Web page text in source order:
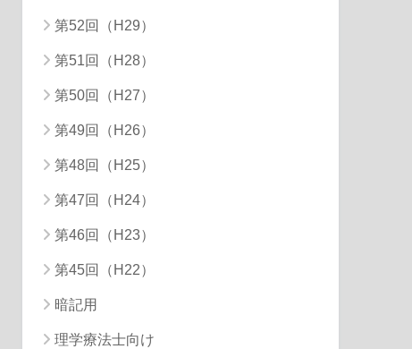
第52回（H29）
第51回（H28）
第50回（H27）
第49回（H26）
第48回（H25）
第47回（H24）
第46回（H23）
第45回（H22）
暗記用
理学療法士向け